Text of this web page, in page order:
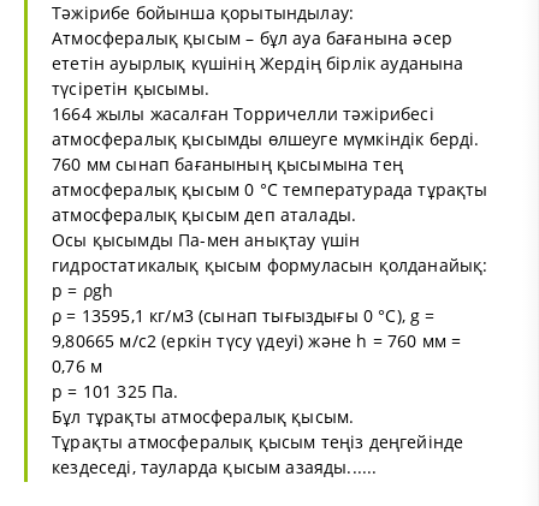
Тәжірибе бойынша қорытындылау:
Атмосфералық қысым – бұл ауа бағанына әсер
ететін ауырлық күшінің Жердің бірлік ауданына
түсіретін қысымы.
1664 жылы жасалған Торричелли тәжірибесі
атмосфералық қысымды өлшеуге мүмкіндік берді.
760 мм сынап бағанының қысымына тең
атмосфералық қысым 0 °С температурада тұрақты
атмосфералық қысым деп аталады.
Осы қысымды Па-мен анықтау үшін
гидростатикалық қысым формуласын қолданайық:
p = ρgh
ρ = 13595,1 кг/м3 (сынап тығыздығы 0 °С), g =
9,80665 м/с2 (еркін түсу үдеуі) және h = 760 мм =
0,76 м
p = 101 325 Па.
Бұл тұрақты атмосфералық қысым.
Тұрақты атмосфералық қысым теңіз деңгейінде
кездеседі, тауларда қысым азаяды......